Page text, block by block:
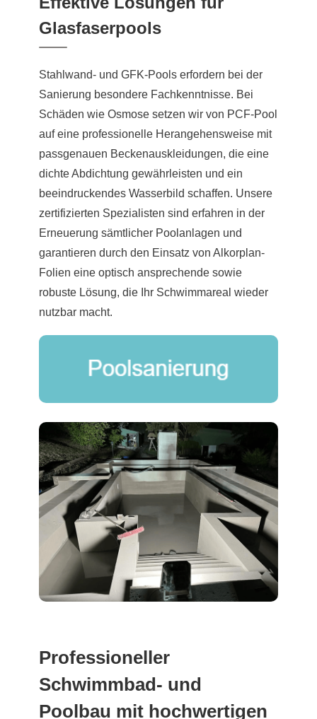
Glasfaserpools
Stahlwand- und GFK-Pools erfordern bei der
Sanierung besondere Fachkenntnisse. Bei
Schäden wie Osmose setzen wir von PCF-Pool
auf eine professionelle Herangehensweise mit
passgenauen Beckenauskleidungen, die eine
dichte Abdichtung gewährleisten und ein
beeindruckendes Wasserbild schaffen. Unsere
zertifizierten Spezialisten sind erfahren in der
Erneuerung sämtlicher Poolanlagen und
garantieren durch den Einsatz von Alkorplan-
Folien eine optisch ansprechende sowie
robuste Lösung, die Ihr Schwimmareal wieder
nutzbar macht.
Professioneller
Schwimmbad- und
Poolbau mit hochwertigen